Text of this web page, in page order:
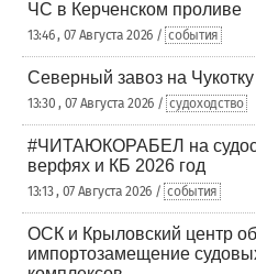
ЧС в Керченском проливе
13:46 , 07 Августа 2026 / события
Северный завоз на
13:30 , 07 Августа 2026 / судоходство
#ЧИТАЮКОРАБЕЛ на
верфях и КБ 2026 год
13:13 , 07 Августа 2026 / события
ОСК и Крыловский центр
импортозамещение